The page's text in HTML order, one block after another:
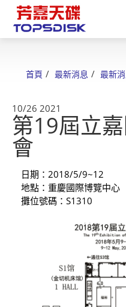
首頁 最新消息 最新
10/26 2021
第19屆立
會
日期：2018/5/9~12
地點：重慶國際博覽中心
攤位號碼：S1310
產品
電子型錄
聯絡我們